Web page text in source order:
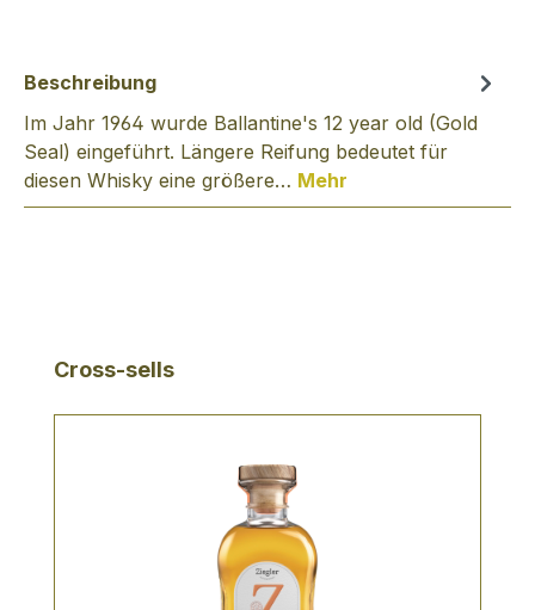
Beschreibung
Im Jahr 1964 wurde Ballantine's 12 year old (Gold
Seal) eingeführt. Längere Reifung bedeutet für
diesen Whisky eine größere… Mehr
Produktgalerie überspringen
Cross-sells